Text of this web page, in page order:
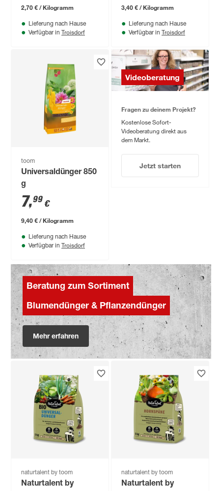
2,70 € / Kilogramm
Lieferung nach Hause
Verfügbar in Troisdorf
3,40 € / Kilogramm
Lieferung nach Hause
Verfügbar in Troisdorf
toom
Universaldünger 850
g
7,99 €
9,40 € / Kilogramm
Lieferung nach Hause
Verfügbar in Troisdorf
Videoberatung
Fragen zu deinem Projekt?
Kostenlose Sofort-
Videoberatung direkt aus
dem Markt.
Jetzt starten
Beratung zum Sortiment
Blumendünger & Pflanzendünger
Mehr erfahren
naturtalent by toom
Naturtalent by
naturtalent by toom
Naturtalent by